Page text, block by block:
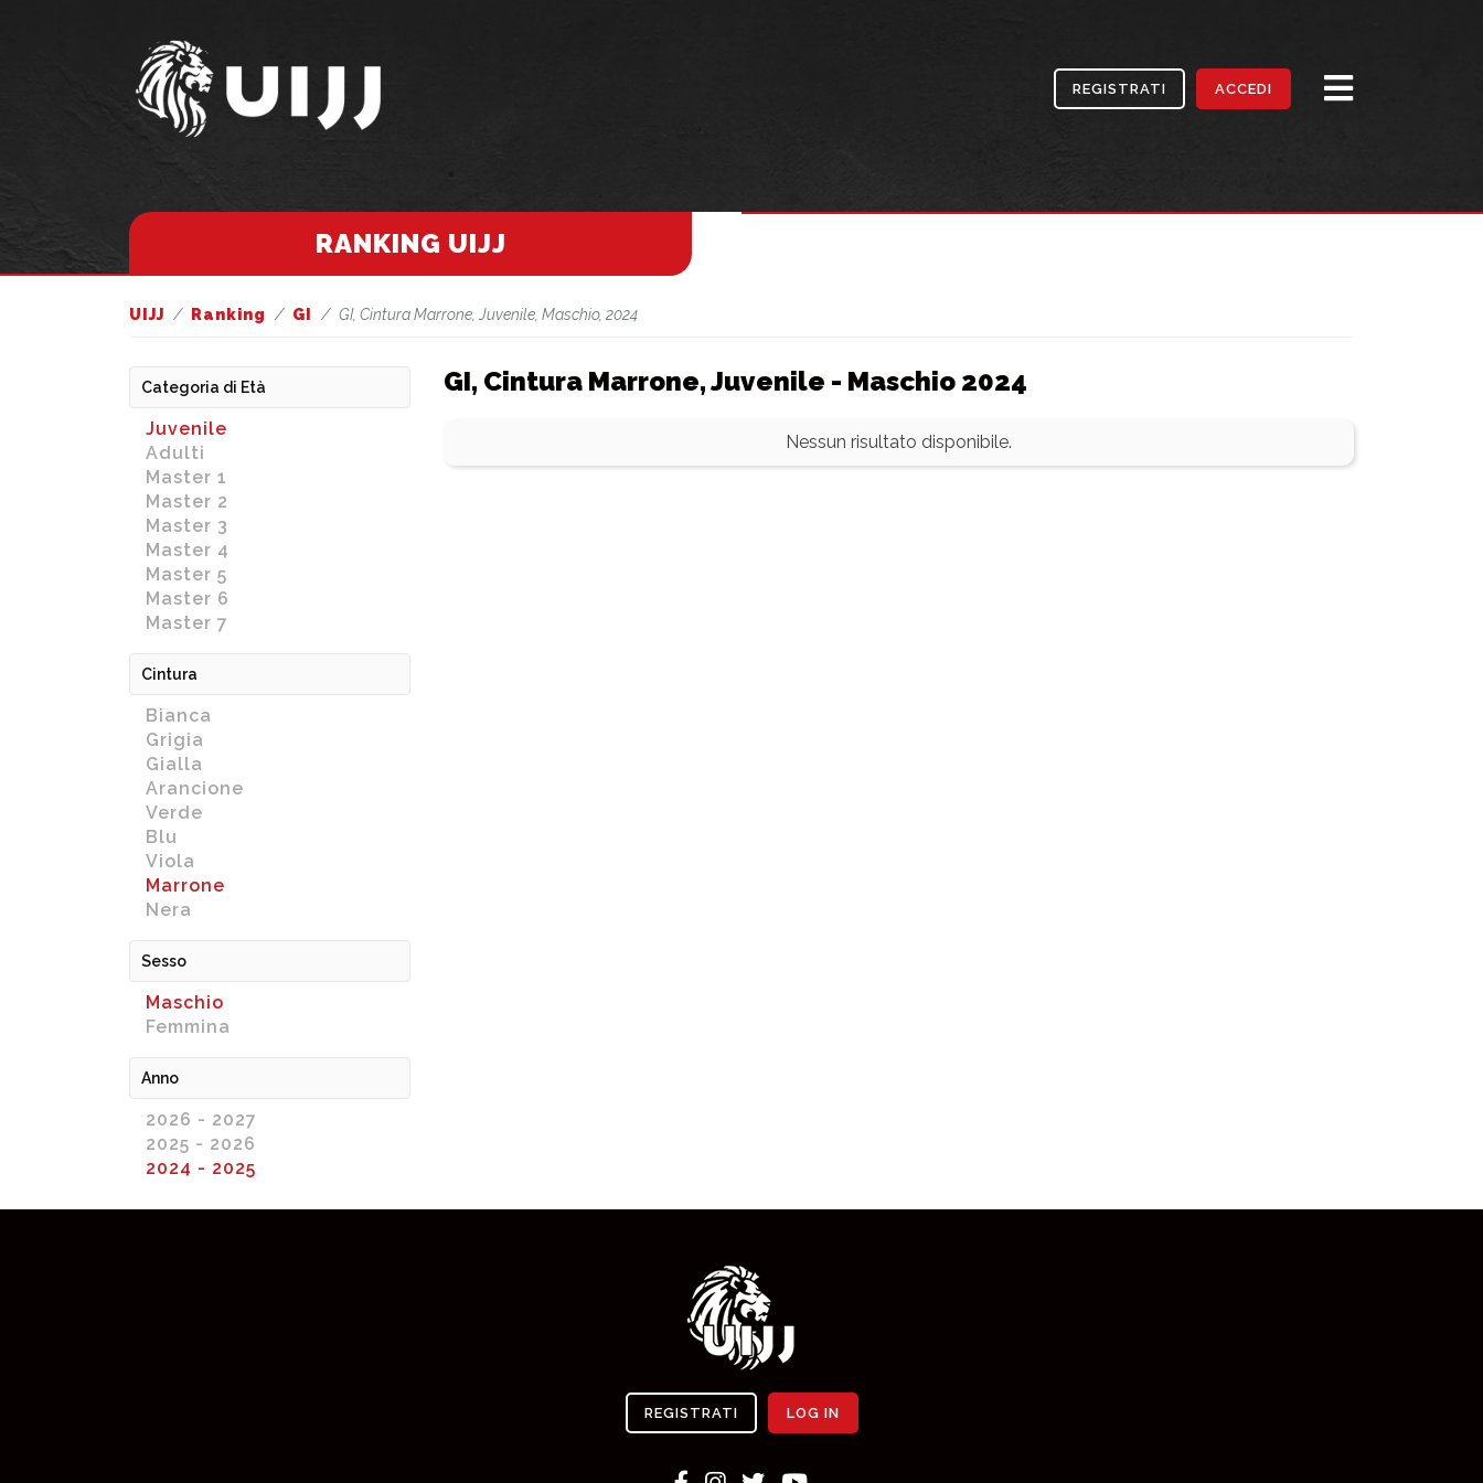
REGISTRATI ACCEDI
RANKING UIJJ
UIJJ Ranking GI GI, Cintura Marrone, Juvenile, Maschio, 2024
Categoria di Età
Juvenile
Adulti
Master 1
Master 2
Master 3
Master 4
Master 5
Master 6
Master 7
Cintura
Bianca
Grigia
Gialla
Arancione
Verde
Blu
Viola
Marrone
Nera
Sesso
Maschio
Femmina
Anno
2026 - 2027
2025 - 2026
2024 - 2025
GI, Cintura Marrone, Juvenile - Maschio 2024
Nessun risultato disponibile.
REGISTRATI LOG IN